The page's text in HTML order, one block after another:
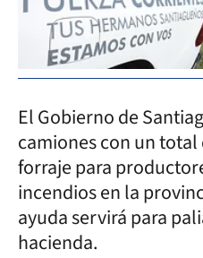
El Gobierno de
camiones con un
forraje para
incendios en la
ayuda servirá para
hacienda.